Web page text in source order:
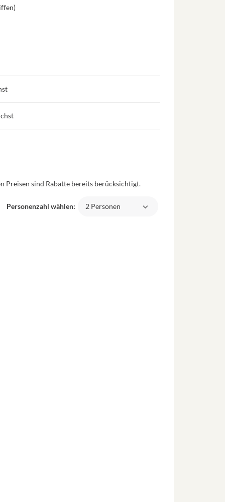
Preisen sind Rabatte bereits berücksichtigt.
Personenzahl wählen: 2 Personen